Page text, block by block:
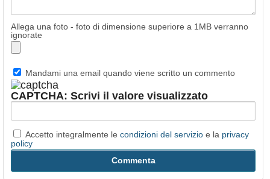
Allega una foto - foto di dimensione superiore a 1MB verranno
ignorate
Mandami una email quando viene scritto un commento
CAPTCHA: Scrivi il valore visualizzato
Accetto integralmente le condizioni del servizio e la privacy
policy